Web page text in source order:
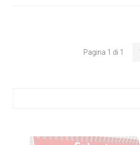
Pagina 1 di 1